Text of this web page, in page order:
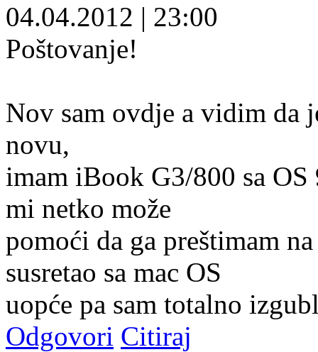
04.04.2012 | 23:00
Poštovanje!
Nov sam ovdje a vidim da
novu,
imam iBook G3/800 sa
mi netko može
pomoći da ga preštimam
susretao sa mac OS
uopće pa sam totalno
Odgovori Citiraj